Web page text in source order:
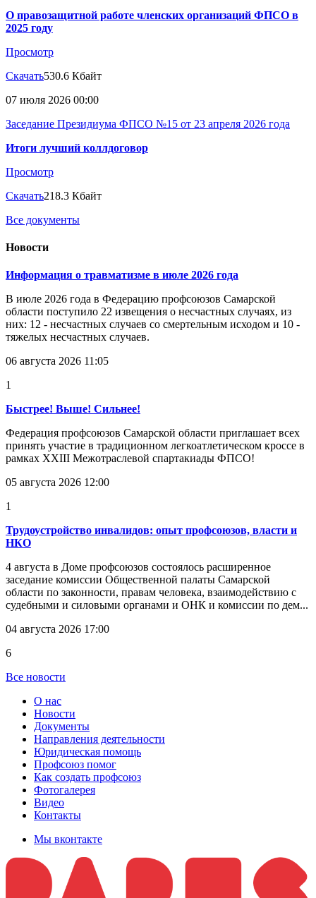
О правозащитной работе членских организаций ФПСО в
2025 году
Просмотр
Скачать530.6 Кбайт
07 июля 2026 00:00
Заседание Президиума ФПСО №15 от 23 апреля 2026 года
Итоги лучший коллдоговор
Просмотр
Скачать218.3 Кбайт
Все документы
Новости
Информация о травматизме в июле 2026 года
В июле 2026 года в Федерацию профсоюзов Самарской
области поступило 22 извещения о несчастных случаях, из
них: 12 - несчастных случаев со смертельным исходом и 10 -
тяжелых несчастных случаев.
06 августа 2026 11:05
1
Быстрее! Выше! Сильнее!
Федерация профсоюзов Самарской области приглашает всех
принять участие в традиционном легкоатлетическом кроссе в
рамках XXIII Межотраслевой спартакиады ФПСО!
05 августа 2026 12:00
1
Трудоустройство инвалидов: опыт профсоюзов, власти и
НКО
4 августа в Доме профсоюзов состоялось расширенное
заседание комиссии Общественной палаты Самарской
области по законности, правам человека, взаимодействию с
судебными и силовыми органами и ОНК и комиссии по дем...
04 августа 2026 17:00
6
Все новости
О нас
Новости
Документы
Направления деятельности
Юридическая помощь
Профсоюз помог
Как создать профсоюз
Фотогалерея
Видео
Контакты
Мы вконтакте